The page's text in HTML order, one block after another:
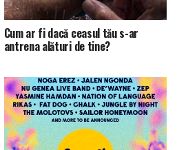
Cum ar fi dacă ceasul tău s-ar
antrena alături de tine?